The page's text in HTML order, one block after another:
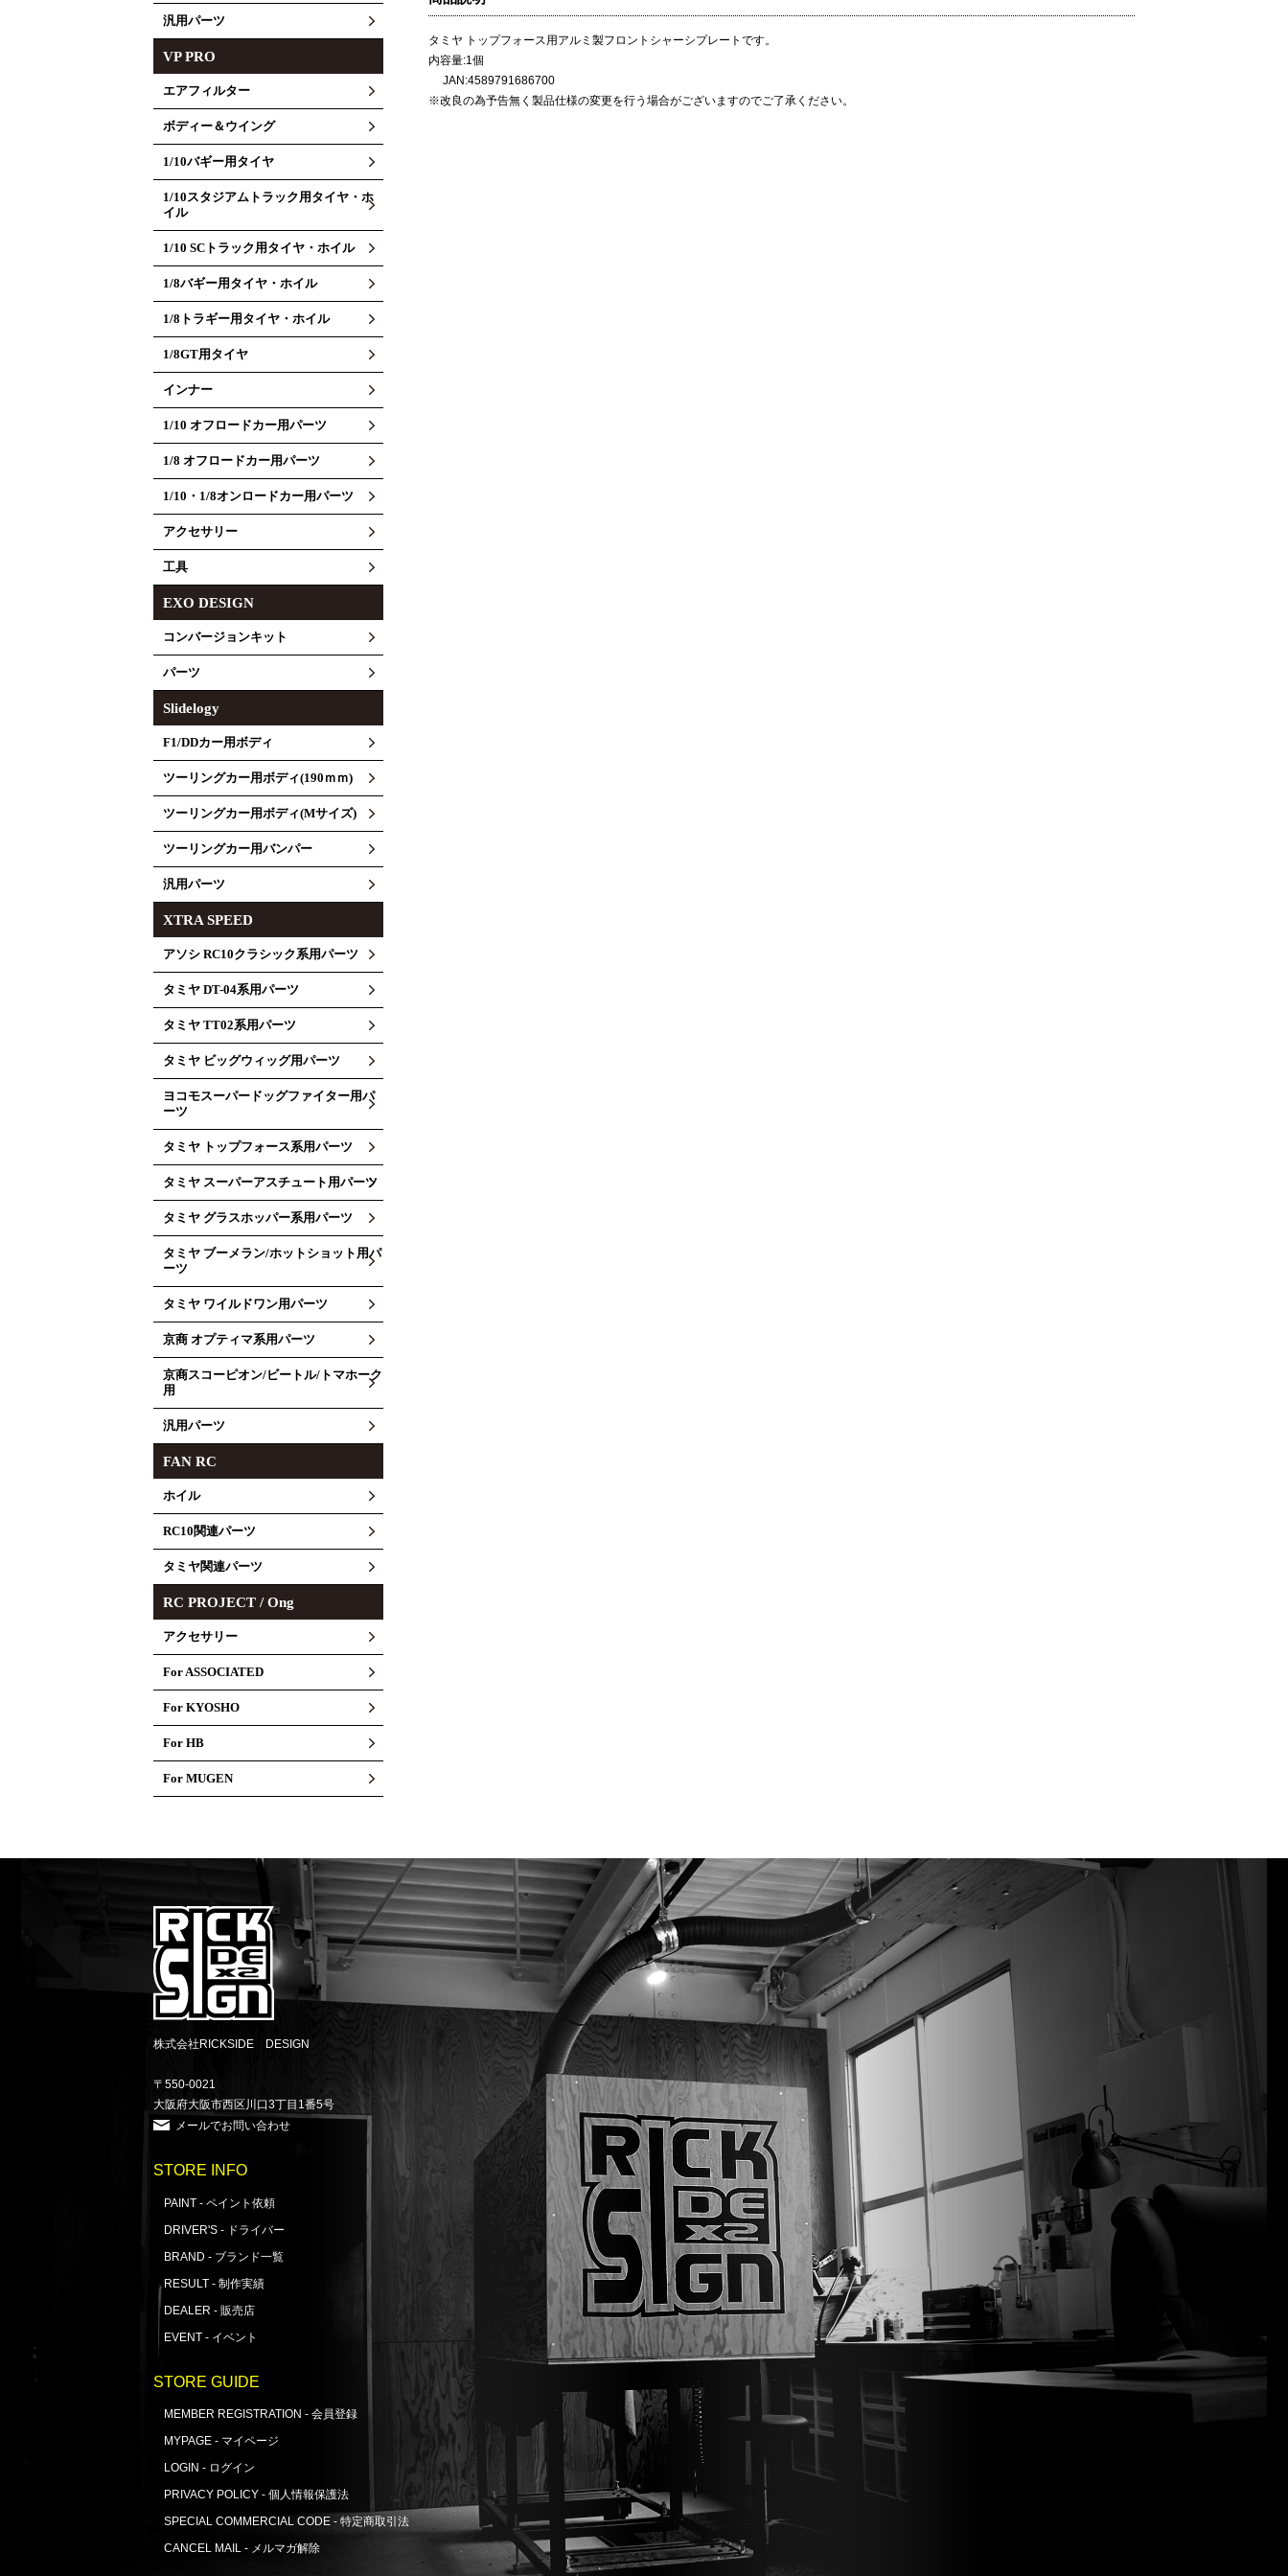
汎用パーツ
VP PRO
エアフィルター
ボディー＆ウイング
1/10バギー用タイヤ
1/10スタジアムトラック用タイヤ・ホ
イル
1/10 SCトラック用タイヤ・ホイル
1/8バギー用タイヤ・ホイル
1/8トラギー用タイヤ・ホイル
1/8GT用タイヤ
インナー
1/10 オフロードカー用パーツ
1/8 オフロードカー用パーツ
1/10・1/8オンロードカー用パーツ
アクセサリー
工具
EXO DESIGN
コンバージョンキット
パーツ
Slidelogy
F1/DDカー用ボディ
ツーリングカー用ボディ(190ｍｍ)
ツーリングカー用ボディ(Mサイズ)
ツーリングカー用バンパー
汎用パーツ
XTRA SPEED
アソシ RC10クラシック系用パーツ
タミヤ DT-04系用パーツ
タミヤ TT02系用パーツ
タミヤ ビッグウィッグ用パーツ
ヨコモスーパードッグファイター用パ
ーツ
タミヤ トップフォース系用パーツ
タミヤ スーパーアスチュート用パーツ
タミヤ グラスホッパー系用パーツ
タミヤ ブーメラン/ホットショット用パ
ーツ
タミヤ ワイルドワン用パーツ
京商 オプティマ系用パーツ
京商スコーピオン/ビートル/トマホーク
用
汎用パーツ
FAN RC
ホイル
RC10関連パーツ
タミヤ関連パーツ
RC PROJECT / Ong
アクセサリー
For ASSOCIATED
For KYOSHO
For HB
For MUGEN
タミヤ トップフォース用アルミ製フロントシャーシプレートです。
内容量:1個
JAN:4589791686700
※改良の為予告無く製品仕様の変更を行う場合がございますのでご了承ください。
株式会社RICKSIDE DESIGN
〒550-0021
大阪府大阪市西区川口3丁目1番5号
メールでお問い合わせ
STORE INFO
PAINT - ペイント依頼
DRIVER'S - ドライバー
BRAND - ブランド一覧
RESULT - 制作実績
DEALER - 販売店
EVENT - イベント
STORE GUIDE
MEMBER REGISTRATION - 会員登録
MYPAGE - マイページ
LOGIN - ログイン
PRIVACY POLICY - 個人情報保護法
SPECIAL COMMERCIAL CODE - 特定商取引法
CANCEL MAIL - メルマガ解除